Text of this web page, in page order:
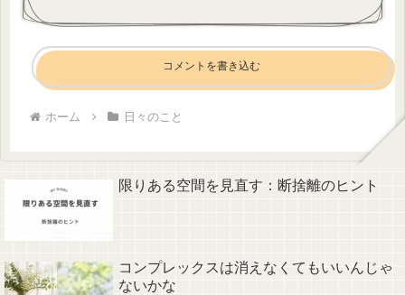
コメントを書き込む
ホーム 日々のこと
限りある空間を見直す：断捨離のヒント
コンプレックスは消えなくてもいいんじゃ
ないかな